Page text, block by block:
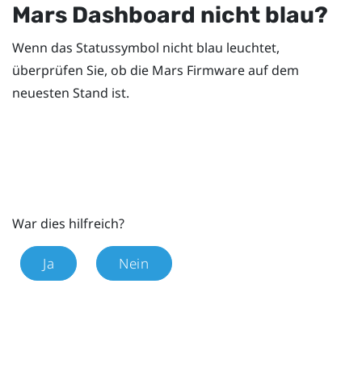
Mars Dashboard nicht blau?
Wenn das Statussymbol nicht blau leuchtet,
überprüfen Sie, ob die Mars Firmware auf dem
neuesten Stand ist.
War dies hilfreich?
Ja Nein